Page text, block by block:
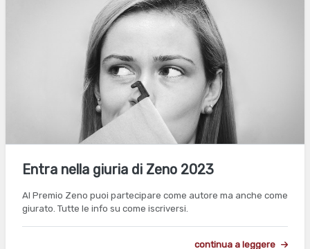
Entra nella giuria di Zeno 2023
Al Premio Zeno puoi partecipare come autore ma anche come
giurato. Tutte le info su come iscriversi.
continua a leggere